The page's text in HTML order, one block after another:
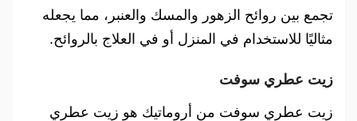
تجمع بين روائح الزهور والمسك والعنبر، مما يجعله
مثاليًا للاستخدام في المنزل أو في العلاج بالروائح.
زيت عطري سوفت
زيت عطري سوفت من أروماتيك هو زيت عطري